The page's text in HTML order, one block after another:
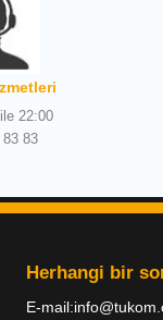
22:00
83 83
Herhangi bir
E-mail: